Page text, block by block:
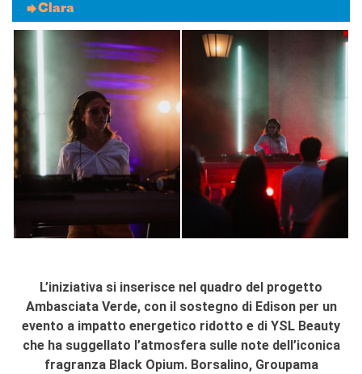
Clara
L’iniziativa si inserisce nel quadro del progetto
Ambasciata Verde, con il sostegno di Edison per un
evento a impatto energetico ridotto e di YSL Beauty
che ha suggellato l’atmosfera sulle note dell’iconica
fragranza Black Opium. Borsalino, Groupama